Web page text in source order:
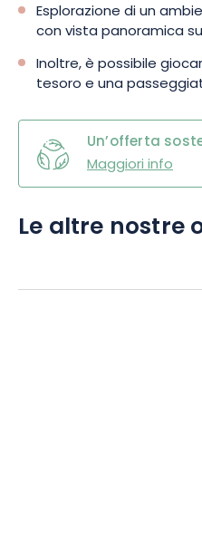
Esplorazione di un
con vista panoramica
Inoltre, è possibile
tesoro e una
Un’offerta
Maggiori info
Le altre nostre